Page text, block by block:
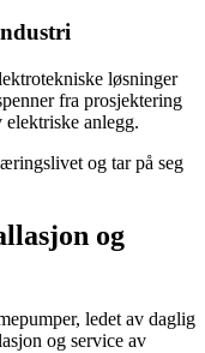
løsninger
fra prosjektering
anlegg.
og tar på seg
og
ledet av daglig
og service av